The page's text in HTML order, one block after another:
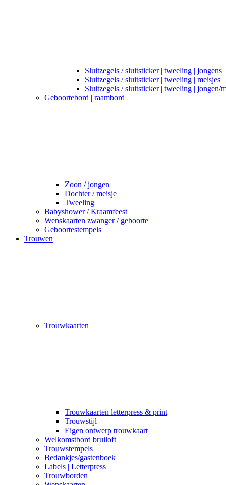
Sluitzegels / sluitsticker | tweeling | jongens
Sluitzegels / sluitsticker | tweeling | meisjes
Sluitzegels / sluitsticker | tweeling | jongen/
Geboortebord | raambord
Zoon / jongen
Dochter / meisje
Tweeling
Babyshower / Kraamfeest
Wenskaarten zwanger / geboorte
Geboortestempels
Trouwen
Trouwkaarten
Trouwkaarten letterpress & print
Trouwstijl
Eigen ontwerp trouwkaart
Welkomstbord bruiloft
Trouwstempels
Bedankjes/gastenboek
Labels | Letterpress
Trouwborden